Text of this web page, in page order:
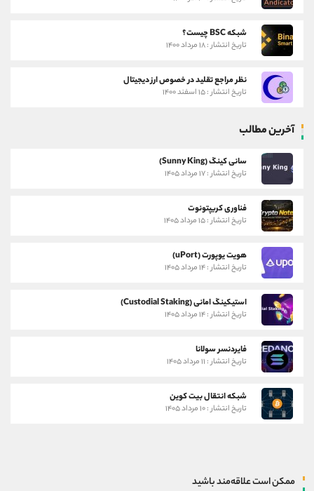
شبکه BSC چیست؟
تاریخ انتشار : ۱۸ مرداد ۱۴۰۰
نظر مراجع تقلید در خصوص ارز دیجیتال
تاریخ انتشار : ۱۵ اسفند ۱۴۰۰
آخرین مطالب
سانی کینگ (Sunny King)
تاریخ انتشار : ۱۷ مرداد ۱۴۰۵
فناوری کریپتونوت
تاریخ انتشار : ۱۵ مرداد ۱۴۰۵
هویت یوپورت (uPort)
تاریخ انتشار : ۱۴ مرداد ۱۴۰۵
استیکینگ امانی (Custodial Staking)
تاریخ انتشار : ۱۴ مرداد ۱۴۰۵
فایردنسر سولانا
تاریخ انتشار : ۱۱ مرداد ۱۴۰۵
شبکه انتقال بیت کوین
تاریخ انتشار : ۱۰ مرداد ۱۴۰۵
ممکن است علاقه‌مند باشید